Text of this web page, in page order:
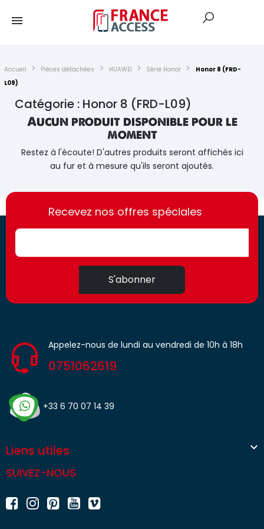
Accueil Pièces détachées HUAWEI Série Honor
Honor 8 (FRD-
L09)
Catégorie : Honor 8 (FRD-L09)
Aucun produit disponible pour le
moment
Restez à l'écoute! D'autres produits seront affichés ici
au fur et à mesure qu'ils seront ajoutés.
https://france-
access.fr
https://france-
access.fr
Recevez nos offres spéciales
S'abonner
Appelez-nous de lundi au vendredi de 10h à 18h
0751062619
+33 6 70 07 14 39
Liens utiles 
SUIVEZ-NOUS